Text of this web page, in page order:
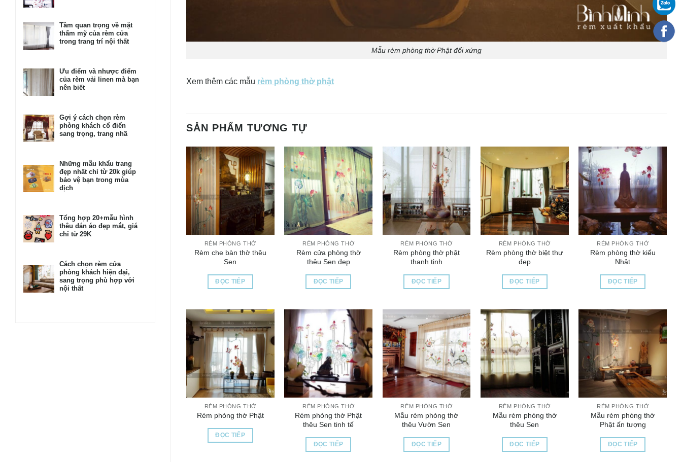
Tầm quan trọng về mặt
thẩm mỹ của rèm cửa
trong trang trí nội thất
Ưu điểm và nhược điểm
của rèm vải linen mà bạn
nên biết
Gợi ý cách chọn rèm
phòng khách cổ điển
sang trọng, trang nhã
Những mẫu khẩu trang
đẹp nhất chỉ từ 20k giúp
bảo vệ bạn trong mùa
dịch
Tổng hợp 20+mẫu hình
thêu dán áo đẹp mắt, giá
chỉ từ 29K
Cách chọn rèm cửa
phòng khách hiện đại,
sang trọng phù hợp với
nội thất
Mẫu rèm phòng thờ Phật đối xứng
Xem thêm các mẫu rèm phòng thờ phật
SẢN PHẨM TƯƠNG TỰ
RÈM PHÒNG THỜ
Rèm che bàn thờ thêu
Sen
ĐỌC TIẾP
RÈM PHÒNG THỜ
Rèm cửa phòng thờ
thêu Sen đẹp
ĐỌC TIẾP
RÈM PHÒNG THỜ
Rèm phòng thờ phật
thanh tịnh
ĐỌC TIẾP
RÈM PHÒNG THỜ
Rèm phòng thờ biệt thự
đẹp
ĐỌC TIẾP
RÈM PHÒNG THỜ
Rèm phòng thờ kiểu
Nhật
ĐỌC TIẾP
RÈM PHÒNG THỜ
Rèm phòng thờ Phật
ĐỌC TIẾP
RÈM PHÒNG THỜ
Rèm phòng thờ Phật
thêu Sen tinh tế
ĐỌC TIẾP
RÈM PHÒNG THỜ
Mẫu rèm phòng thờ
thêu Vườn Sen
ĐỌC TIẾP
RÈM PHÒNG THỜ
Mẫu rèm phòng thờ
thêu Sen
ĐỌC TIẾP
RÈM PHÒNG THỜ
Mẫu rèm phòng thờ
Phật ấn tượng
ĐỌC TIẾP